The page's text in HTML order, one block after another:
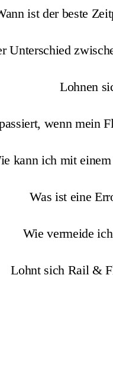
ist der beste
Unterschied
Lohnen
wenn mein
kann ich mit
Was ist eine
Wie vermeide
Lohnt sich Rail &